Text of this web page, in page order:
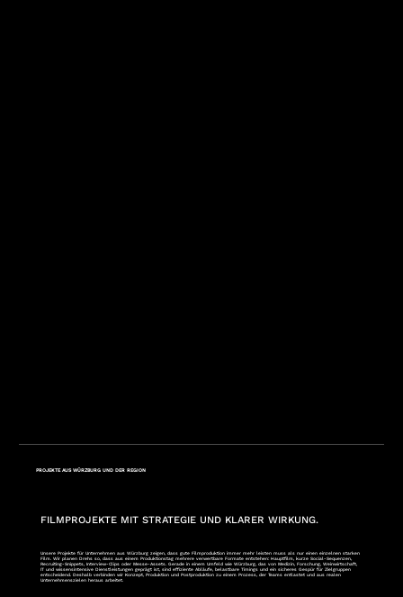
PROJEKTE AUS WÜRZBURG UND DER REGION
FILMPROJEKTE MIT STRATEGIE UND KLARER WIRKUNG.
Unsere Projekte für Unternehmen aus Würzburg zeigen, dass gute Filmproduktion immer mehr leisten muss als nur einen einzelnen starken
Film. Wir planen Drehs so, dass aus einem Produktionstag mehrere verwertbare Formate entstehen: Hauptfilm, kurze Social-Sequenzen,
Recruiting-Snippets, Interview-Clips oder Messe-Assets. Gerade in einem Umfeld wie Würzburg, das von Medizin, Forschung, Weinwirtschaft,
IT und wissensintensive Dienstleistungen geprägt ist, sind effiziente Abläufe, belastbare Timings und ein sicheres Gespür für Zielgruppen
entscheidend. Deshalb verbinden wir Konzept, Produktion und Postproduktion zu einem Prozess, der Teams entlastet und aus realen
Unternehmenszielen heraus arbeitet.